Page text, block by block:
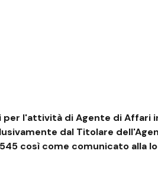
per l'attività di Agente di
dal Titolare
così come comunicato alla